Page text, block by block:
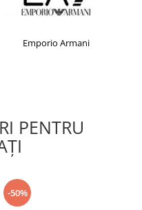
Emporio Armani
PENTRU
-50%